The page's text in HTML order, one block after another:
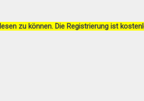
zu können. Die Registrierung ist